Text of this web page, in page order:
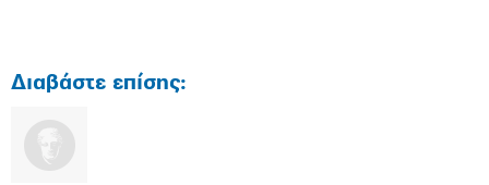
Διαβάστε επίσης: